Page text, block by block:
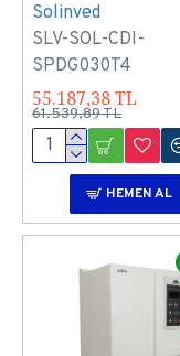
Solinved
SLV-SOL-CDI-
SPDG030T4
55.187,38 TL
61.539,89 TL
HEMEN AL